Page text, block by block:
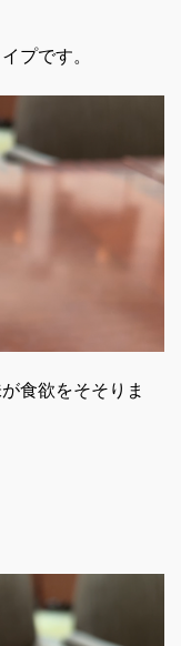
プです。
食欲をそそりま